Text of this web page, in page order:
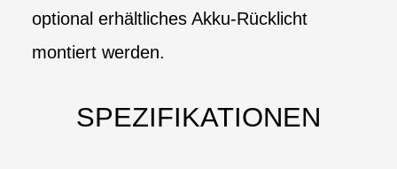
optional erhältliches Akku-Rücklicht
montiert werden.
SPEZIFIKATIONEN